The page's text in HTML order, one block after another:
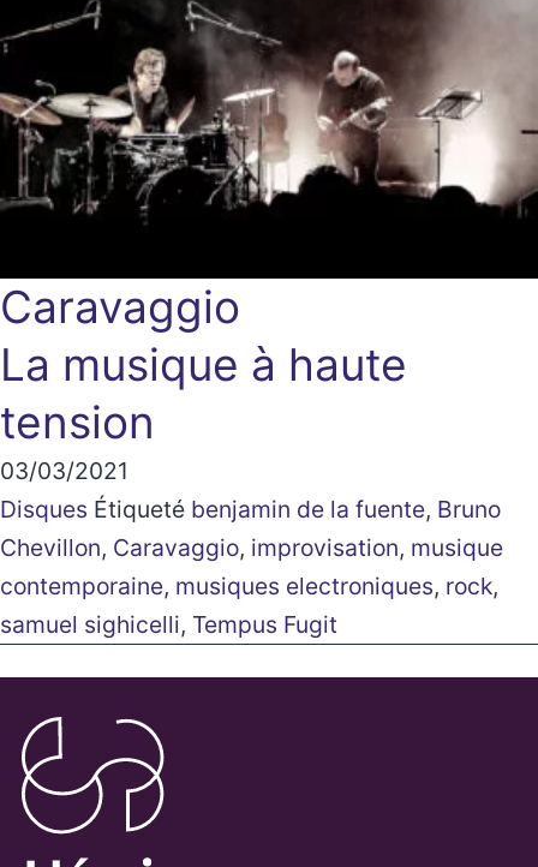
Caravaggio
La musique à haute
tension
03/03/2021
Disques Étiqueté benjamin de la fuente, Bruno
Chevillon, Caravaggio, improvisation, musique
contemporaine, musiques electroniques, rock,
samuel sighicelli, Tempus Fugit